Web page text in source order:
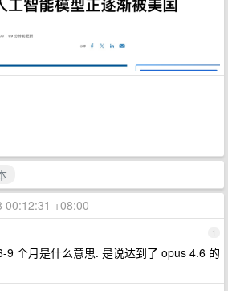
00:12:31 +08:00
1
9 个月是什么意思. 是说达到了 opus 4.6 的